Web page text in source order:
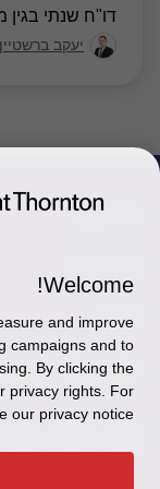
דו"ח שנתי בגין
יעקב ברשטיין
צור קשר
כניסה לעובדים -
כניסה לעובדים -
אודותינו
זיכרון והנצחה
תקנון
מדיניות הפרטיות
Disclaimer
Ethics Hotline
עקבו אחרינו
Welcome!
and improve
campaigns and to
By clicking the
privacy rights. For
our privacy notice